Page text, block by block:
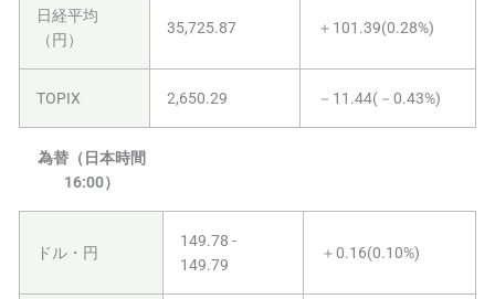
日経平均
（円）
35,725.87 ＋101.39(0.28%)
TOPIX 2,650.29 －11.44(－0.43%)
為替（日本時間
16:00）
ドル・円
149.78 -
149.79
＋0.16(0.10%)